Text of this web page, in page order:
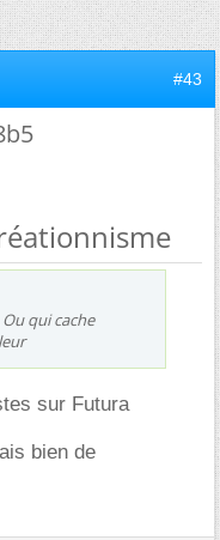
#43
qui cache
sur Futura
bien de